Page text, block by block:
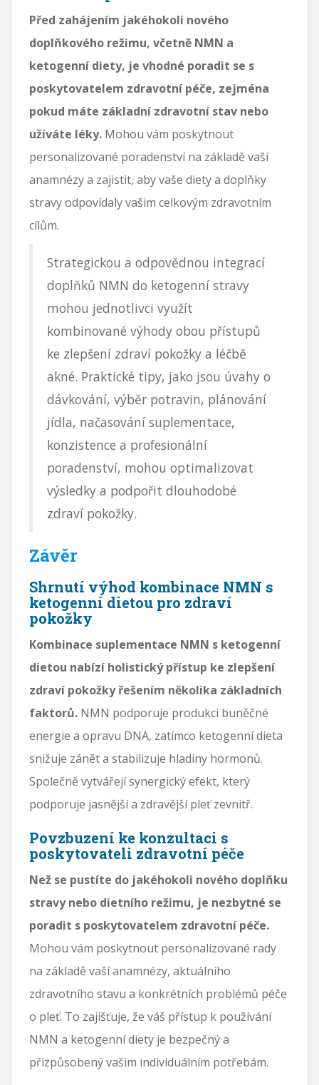
Před zahájením jakéhokoli nového
doplňkového režimu, včetně NMN a
ketogenní diety, je vhodné poradit se s
poskytovatelem zdravotní péče, zejména
pokud máte základní zdravotní stav nebo
užíváte léky. Mohou vám poskytnout
personalizované poradenství na základě vaší
anamnézy a zajistit, aby vaše diety a doplňky
stravy odpovídaly vašim celkovým zdravotním
cílům.
Strategickou a odpovědnou integrací
doplňků NMN do ketogenní stravy
mohou jednotlivci využít
kombinované výhody obou přístupů
ke zlepšení zdraví pokožky a léčbě
akné. Praktické tipy, jako jsou úvahy o
dávkování, výběr potravin, plánování
jídla, načasování suplementace,
konzistence a profesionální
poradenství, mohou optimalizovat
výsledky a podpořit dlouhodobé
zdraví pokožky.
Závěr
Shrnutí výhod kombinace NMN s
ketogenní dietou pro zdraví
pokožky
Kombinace suplementace NMN s ketogenní
dietou nabízí holistický přístup ke zlepšení
zdraví pokožky řešením několika základních
faktorů. NMN podporuje produkci buněčné
energie a opravu DNA, zatímco ketogenní dieta
snižuje zánět a stabilizuje hladiny hormonů.
Společně vytvářejí synergický efekt, který
podporuje jasnější a zdravější pleť zevnitř.
Povzbuzení ke konzultaci s
poskytovateli zdravotní péče
Než se pustíte do jakéhokoli nového doplňku
stravy nebo dietního režimu, je nezbytné se
poradit s poskytovatelem zdravotní péče.
Mohou vám poskytnout personalizované rady
na základě vaší anamnézy, aktuálního
zdravotního stavu a konkrétních problémů péče
o pleť. To zajišťuje, že váš přístup k používání
NMN a ketogenní diety je bezpečný a
přizpůsobený vašim individuálním potřebám.